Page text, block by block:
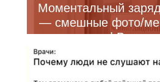
Моментальный
— смешные фото/
| Bugaga